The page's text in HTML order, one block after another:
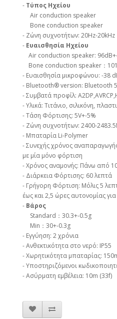
- Τύπος Ηχείου
Air conduction speaker
Bone conduction speaker
- Ζώνη συχνοτήτων: 20Hz-20kHz
- Ευαισθησία Ηχείου
Air conduction speaker:
Bone conduction speaker：
- Ευαισθησία μικροφώνου: -38
- Bluetooth® version: Bluetooth
- Συμβατά προφίλ:
- Υλικά: Τιτάνιο, σιλικόνη,
- Τάση Φόρτισης: 5V+-5%
- Ζώνη συχνοτήτων: 2400-
- Μπαταρία Li-Polymer
- Συνεχής χρόνος
με μία μόνο φόρτιση
- Χρόνος αναμονής: Πάνω από
- Διάρκεια Φόρτισης: 60 λεπτά
- Γρήγορη Φόρτιση: Μόλις 5
έως και 2,5 ώρες αυτονομίας
- Βάρος
Standard：30.3+-0.5g
Min：30+-0.3g
- Εγγύηση: 2 χρόνια
- Ανθεκτικότητα στο νερό: IP55
- Χωρητικότητα μπαταρίας:
- Υποστηριζόμενοι
- Ασύρματη εμβέλεια: 10m (33f)